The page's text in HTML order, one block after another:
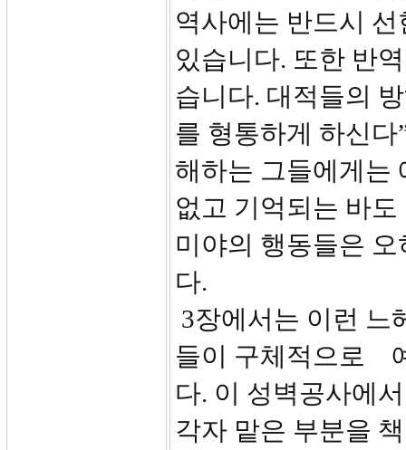
역사에는 반드시
있습니다. 또한 반
습니다. 대적들의
를 형통하게 하신
해하는 그들에게는
없고 기억되는 바
미야의 행동들은
다.
3장에서는 이런 느
들이 구체적으로
다. 이 성벽공사에
각자 맡은 부분을